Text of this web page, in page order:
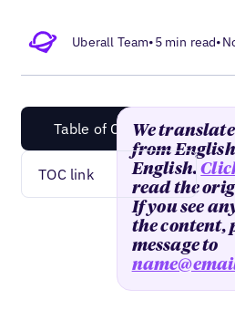
Uberall Team•5 min read•
Table of Content
TOC link
We
from
English.
read the
If you see
the content,
message to